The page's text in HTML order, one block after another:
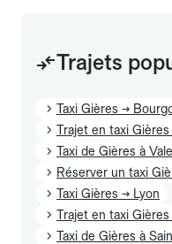
Trajets
Taxi Gières →
Trajet en taxi
Taxi de Gières à
Réserver un taxi
Taxi Gières → Lyon
Trajet en taxi Gières
Taxi de Gières à